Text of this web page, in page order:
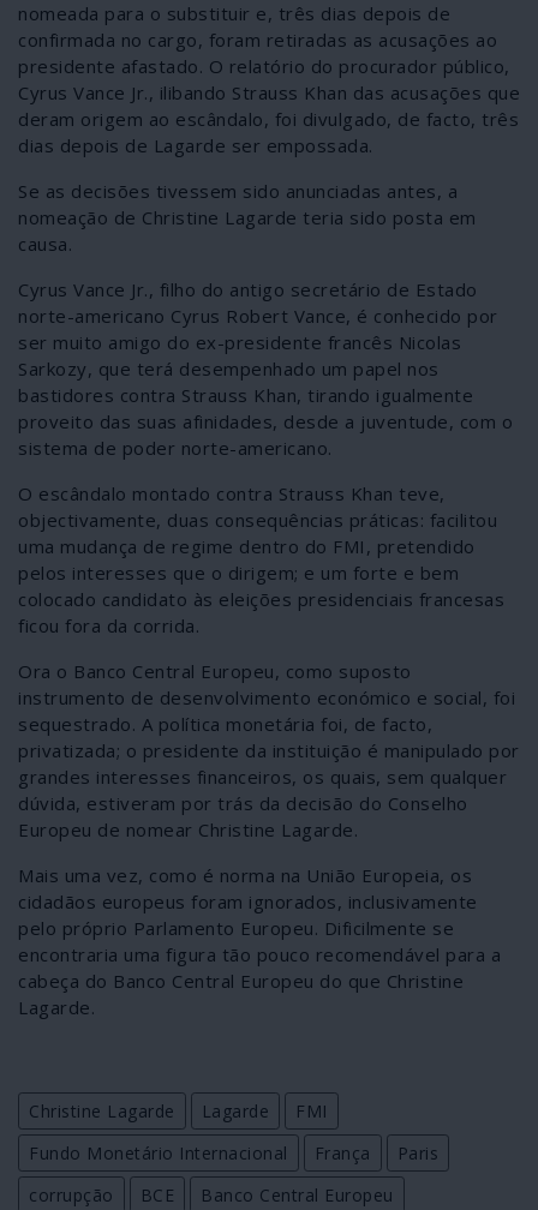
nomeada para o substituir e, três dias depois de
confirmada no cargo, foram retiradas as acusações ao
presidente afastado. O relatório do procurador público,
Cyrus Vance Jr., ilibando Strauss Khan das acusações que
deram origem ao escândalo, foi divulgado, de facto, três
dias depois de Lagarde ser empossada.
Se as decisões tivessem sido anunciadas antes, a
nomeação de Christine Lagarde teria sido posta em
causa.
Cyrus Vance Jr., filho do antigo secretário de Estado
norte-americano Cyrus Robert Vance, é conhecido por
ser muito amigo do ex-presidente francês Nicolas
Sarkozy, que terá desempenhado um papel nos
bastidores contra Strauss Khan, tirando igualmente
proveito das suas afinidades, desde a juventude, com o
sistema de poder norte-americano.
O escândalo montado contra Strauss Khan teve,
objectivamente, duas consequências práticas: facilitou
uma mudança de regime dentro do FMI, pretendido
pelos interesses que o dirigem; e um forte e bem
colocado candidato às eleições presidenciais francesas
ficou fora da corrida.
Ora o Banco Central Europeu, como suposto
instrumento de desenvolvimento económico e social, foi
sequestrado. A política monetária foi, de facto,
privatizada; o presidente da instituição é manipulado por
grandes interesses financeiros, os quais, sem qualquer
dúvida, estiveram por trás da decisão do Conselho
Europeu de nomear Christine Lagarde.
Mais uma vez, como é norma na União Europeia, os
cidadãos europeus foram ignorados, inclusivamente
pelo próprio Parlamento Europeu. Dificilmente se
encontraria uma figura tão pouco recomendável para a
cabeça do Banco Central Europeu do que Christine
Lagarde.
Christine Lagarde Lagarde
FMI
Fundo Monetário Internacional
França
Paris
corrupção
BCE Banco Central Europeu